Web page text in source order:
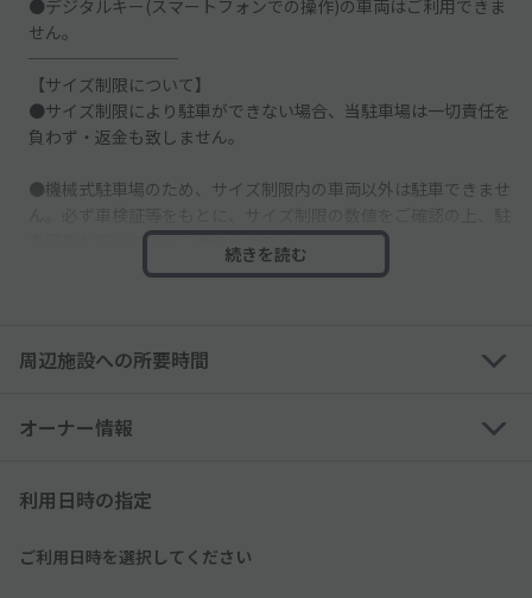
●デジタルキー(スマートフォンでの操作)の車両はご利用できま
せん。
─────────
【サイズ制限について】
●サイズ制限により駐車ができない場合、当駐車場は一切責任を
負わず・返金も致しません。
●機械式駐車場のため、サイズ制限内の車両以外は駐車できませ
車可能な場合にのみご予約ください。
・各種トラックなど
・左ハンドルの車両
用できない可能性あり
続きを読む
周辺施設への所要時間
オーナー情報
利用日時の指定
ご利用日時を選択してください